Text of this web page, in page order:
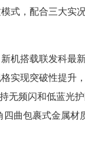
式，配合三大实
机搭载联发科最
实现突破性提升
无频闪和低蓝光
四曲包裹式金属